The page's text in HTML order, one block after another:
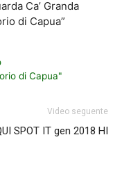
Ca’ Granda
di Capua”
di Capua"
Video seguente
SPOT IT gen 2018 HI